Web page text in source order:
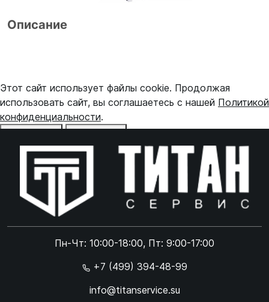
Описание
Пн-Чт: 10:00-18:00, Пт: 9:00-17:00
+7 (499) 394-48-99
info@titanservice.su
Этот сайт использует файлы cookie. Продолжая
использовать сайт, вы соглашаетесь с нашей Политикой
конфиденциальности.
Online чат
Online чат